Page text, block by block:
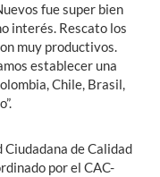
fue super bien
interés. Rescato los
muy productivos.
establecer una
Chile, Brasil,
de Calidad
por el CAC-